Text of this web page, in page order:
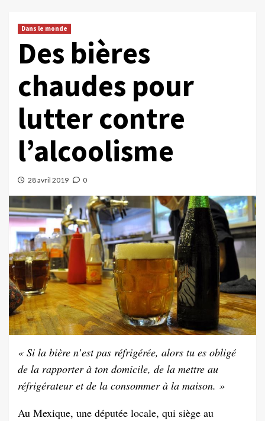
Dans le monde
Des bières
chaudes pour
lutter contre
l’alcoolisme
28 avril 2019 0
« Si la bière n’est pas réfrigérée, alors tu es obligé
de la rapporter à ton domicile, de la mettre au
réfrigérateur et de la consommer à la maison. »
Au Mexique, une députée locale, qui siège au